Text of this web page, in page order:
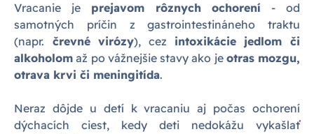
Vracanie je prejavom rôznych ochorení - od
samotných príčin z gastrointestináneho traktu
(napr. črevné virózy), cez intoxikácie jedlom či
alkoholom až po vážnejšie stavy ako je otras mozgu,
otrava krvi či meningitída.
Neraz dôjde u detí k vracaniu aj počas ochorení
dýchacích ciest, kedy deti nedokážu vykašlať